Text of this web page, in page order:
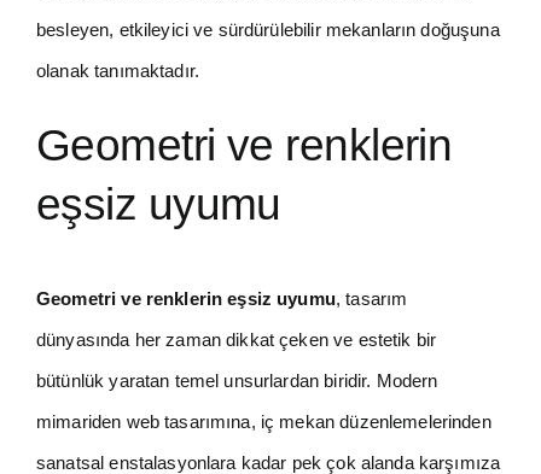
besleyen, etkileyici ve sürdürülebilir mekanların doğuşuna
olanak tanımaktadır.
Geometri ve renklerin
eşsiz uyumu
Geometri ve renklerin eşsiz uyumu, tasarım
dünyasında her zaman dikkat çeken ve estetik bir
bütünlük yaratan temel unsurlardan biridir. Modern
mimariden web tasarımına, iç mekan düzenlemelerinden
sanatsal enstalasyonlara kadar pek çok alanda karşımıza